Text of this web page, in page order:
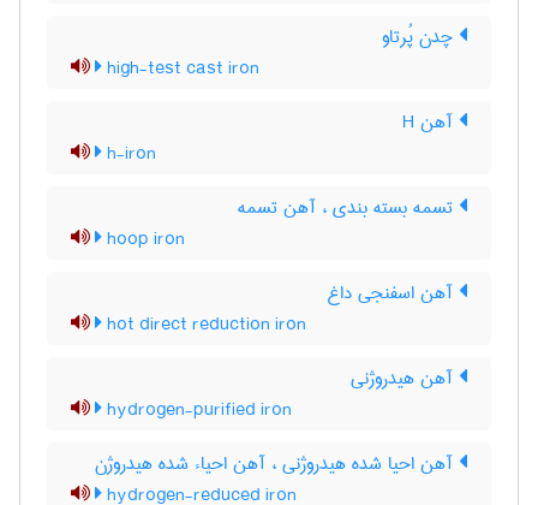
چدن پُرتاو
high-test cast iron
آهن H
h-iron
تسمه بسته بندی ، آهن تسمه
hoop iron
آهن اسفنجی داغ
hot direct reduction iron
آهن هیدروژنی
hydrogen-purified iron
آهن احیا شده هیدروژنی ، آهن احیاء شده هیدروژن
hydrogen-reduced iron